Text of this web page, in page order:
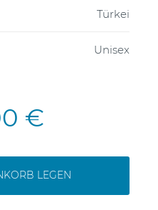
Türkei
Unisex
€
LEGEN